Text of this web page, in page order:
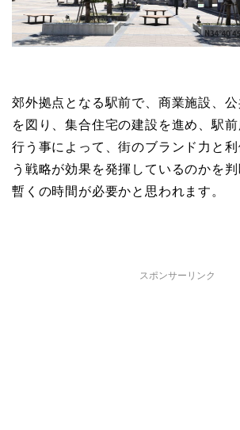
郊外拠点となる駅前で、商業施設、
を図り、集合住宅の建設を進め、駅
行う事によって、街のブランド力と
う戦略が効果を発揮しているのかを
暫くの時間が必要かと思われます。
スポンサーリンク